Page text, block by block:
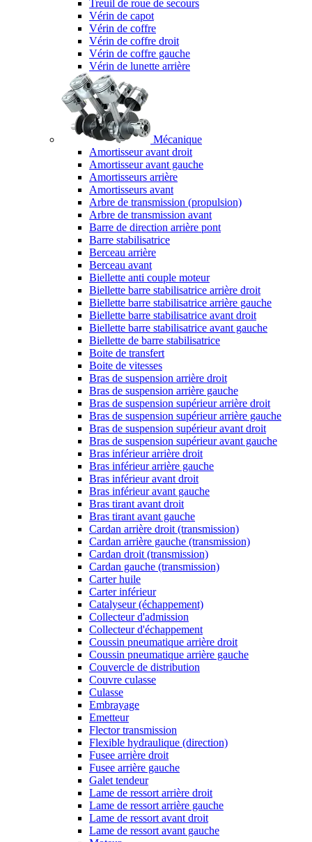
Treuil de roue de secours
Vérin de capot
Vérin de coffre
Vérin de coffre droit
Vérin de coffre gauche
Vérin de lunette arrière
Mécanique
Amortisseur avant droit
Amortisseur avant gauche
Amortisseurs arrière
Amortisseurs avant
Arbre de transmission (propulsion)
Arbre de transmission avant
Barre de direction arrière pont
Barre stabilisatrice
Berceau arrière
Berceau avant
Biellette anti couple moteur
Biellette barre stabilisatrice arrière droit
Biellette barre stabilisatrice arrière gauche
Biellette barre stabilisatrice avant droit
Biellette barre stabilisatrice avant gauche
Biellette de barre stabilisatrice
Boite de transfert
Boite de vitesses
Bras de suspension arrière droit
Bras de suspension arrière gauche
Bras de suspension supérieur arrière droit
Bras de suspension supérieur arrière gauche
Bras de suspension supérieur avant droit
Bras de suspension supérieur avant gauche
Bras inférieur arrière droit
Bras inférieur arrière gauche
Bras inférieur avant droit
Bras inférieur avant gauche
Bras tirant avant droit
Bras tirant avant gauche
Cardan arrière droit (transmission)
Cardan arrière gauche (transmission)
Cardan droit (transmission)
Cardan gauche (transmission)
Carter huile
Carter inférieur
Catalyseur (échappement)
Collecteur d'admission
Collecteur d'échappement
Coussin pneumatique arrière droit
Coussin pneumatique arrière gauche
Couvercle de distribution
Couvre culasse
Culasse
Embrayage
Emetteur
Flector transmission
Flexible hydraulique (direction)
Fusee arrière droit
Fusee arrière gauche
Galet tendeur
Lame de ressort arrière droit
Lame de ressort arrière gauche
Lame de ressort avant droit
Lame de ressort avant gauche